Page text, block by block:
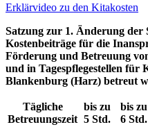
Erklärvideo zu den Kitakosten
Satzung zur 1. Änderung der
Kostenbeiträge für die
Förderung und Betreuung
und in Tagespflegestellen für
Blankenburg (Harz) betreut
Tägliche
Betreuungszeit
bis zu
5 Std.
bis zu
6 Std.